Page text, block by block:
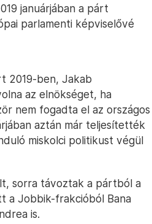
januárjában a párt
parlamenti képviselővé
2019-ben, Jakab
az elnökséget, ha
nem fogadta el az országos
aztán már teljesítették
miskolci politikust végül
sorra távoztak a pártból a
a Jobbik-frakcióból Bana
is.